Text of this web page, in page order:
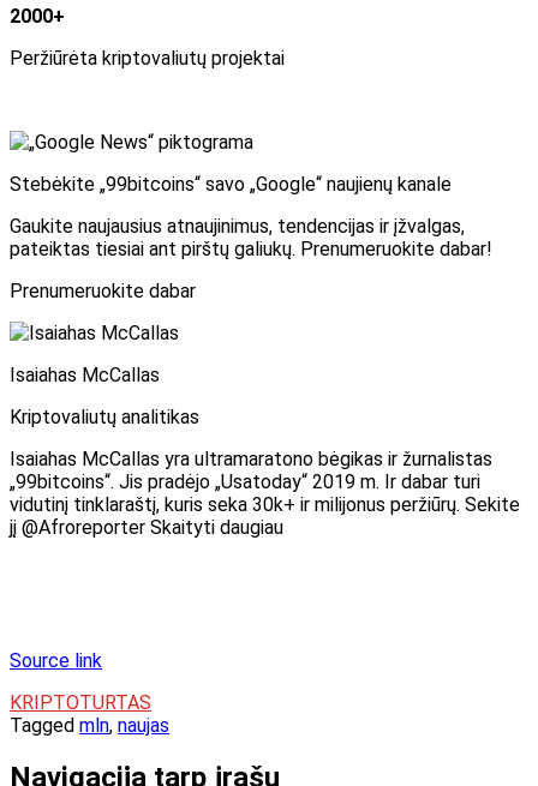
2000+
Peržiūrėta kriptovaliutų projektai
Stebėkite „99bitcoins“ savo „Google“ naujienų kanale
Gaukite naujausius atnaujinimus, tendencijas ir įžvalgas,
pateiktas tiesiai ant pirštų galiukų. Prenumeruokite dabar!
Prenumeruokite dabar
Isaiahas McCallas
Kriptovaliutų analitikas
Isaiahas McCallas yra ultramaratono bėgikas ir žurnalistas
„99bitcoins“. Jis pradėjo „Usatoday“ 2019 m. Ir dabar turi
vidutinį tinklaraštį, kuris seka 30k+ ir milijonus peržiūrų. Sekite
jį @Afroreporter Skaityti daugiau
Source link
KRIPTOTURTAS
Tagged mln, naujas
Navigacija tarp įrašų